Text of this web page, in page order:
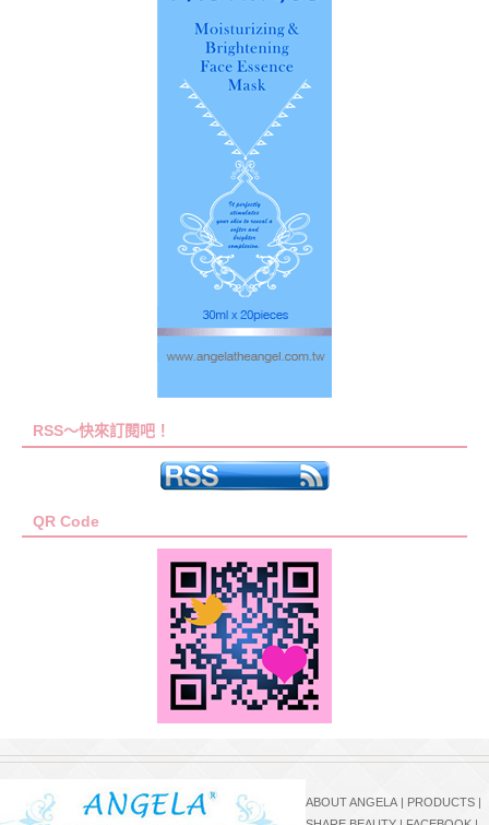
RSS～快來訂閱吧！
QR Code
ABOUT ANGELA | PRODUCTS |